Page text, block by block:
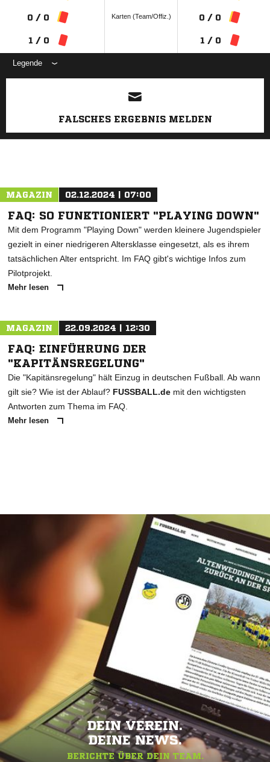
0 / 0
1 / 0
Karten (Team/Offiz.) 0 / 0
1 / 0
Legende
ANZEIGE
FALSCHES ERGEBNIS MELDEN
MAGAZIN 02.12.2024 | 07:00
FAQ: SO FUNKTIONIERT "PLAYING DOWN"
Mit dem Programm "Playing Down" werden kleinere Jugendspieler
gezielt in einer niedrigeren Altersklasse eingesetzt, als es ihrem
tatsächlichen Alter entspricht. Im FAQ gibt's wichtige Infos zum
Pilotprojekt.
Mehr lesen
MAGAZIN 22.09.2024 | 12:30
FAQ: EINFÜHRUNG DER
"KAPITÄNSREGELUNG"
Die "Kapitänsregelung" hält Einzug in deutschen Fußball. Ab wann
gilt sie? Wie ist der Ablauf? FUSSBALL.de mit den wichtigsten
Antworten zum Thema im FAQ.
Mehr lesen
DEIN VEREIN.
DEINE NEWS.
BERICHTE ÜBER DEIN TEAM.